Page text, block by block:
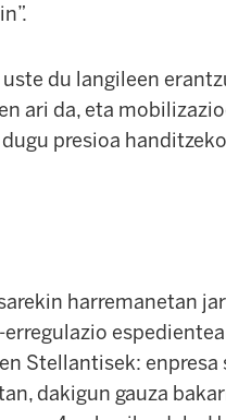
du langileen
ari da, eta
presioa
harremanetan
Stellantisek:
dakigun gauza